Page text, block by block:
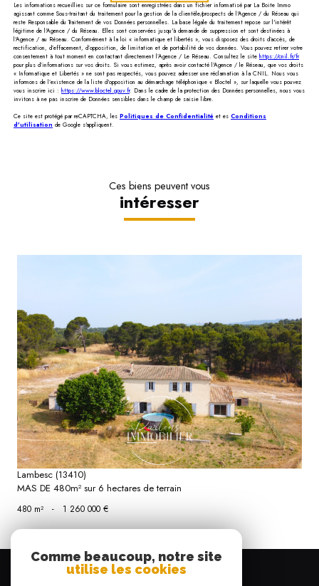
Les informations recueillies sur ce formulaire sont enregistrées dans un fichier informatisé par La Boite Immo
agissant comme Sous-traitant du traitement pour la gestion de la clientèle/prospects de l'Agence / du Réseau qui
reste Responsable du Traitement de vos Données personnelles. La base légale du traitement repose sur l'intérêt
légitime de l'Agence / du Réseau. Elles sont conservées jusqu'à demande de suppression et sont destinées à
l'Agence / au Réseau. Conformément à la loi « informatique et libertés », vous disposez des droits d’accès, de
rectification, d’effacement, d’opposition, de limitation et de portabilité de vos données. Vous pouvez retirer votre
consentement à tout moment en contactant directement l’Agence / Le Réseau. Consultez le site https://cnil.fr/fr
pour plus d’informations sur vos droits. Si vous estimez, après avoir contacté l'Agence / le Réseau, que vos droits
« Informatique et Libertés » ne sont pas respectés, vous pouvez adresser une réclamation à la CNIL. Nous vous
informons de l’existence de la liste d'opposition au démarchage téléphonique « Bloctel », sur laquelle vous pouvez
vous inscrire ici : https://www.bloctel.gouv.fr. Dans le cadre de la protection des Données personnelles, nous vous
invitons à ne pas inscrire de Données sensibles dans le champ de saisie libre.
Ce site est protégé par reCAPTCHA, les Politiques de Confidentialité et es Conditions
d'utilisation de Google s'appliquent.
Ces biens peuvent vous
intéresser
voir le bien
Lambesc (13410)
MAS DE 480m² sur 6 hectares de terrain
480 m² - 1 260 000 €
Se
connecter
Comme beaucoup, notre site
utilise les cookies